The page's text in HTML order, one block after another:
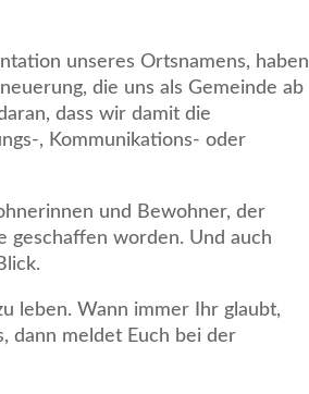
unseres Ortsnamens, haben
die uns als Gemeinde ab
dass wir damit die
, Kommunikations- oder
und Bewohner, der
geschaffen worden. Und auch
leben. Wann immer Ihr glaubt,
dann meldet Euch bei der